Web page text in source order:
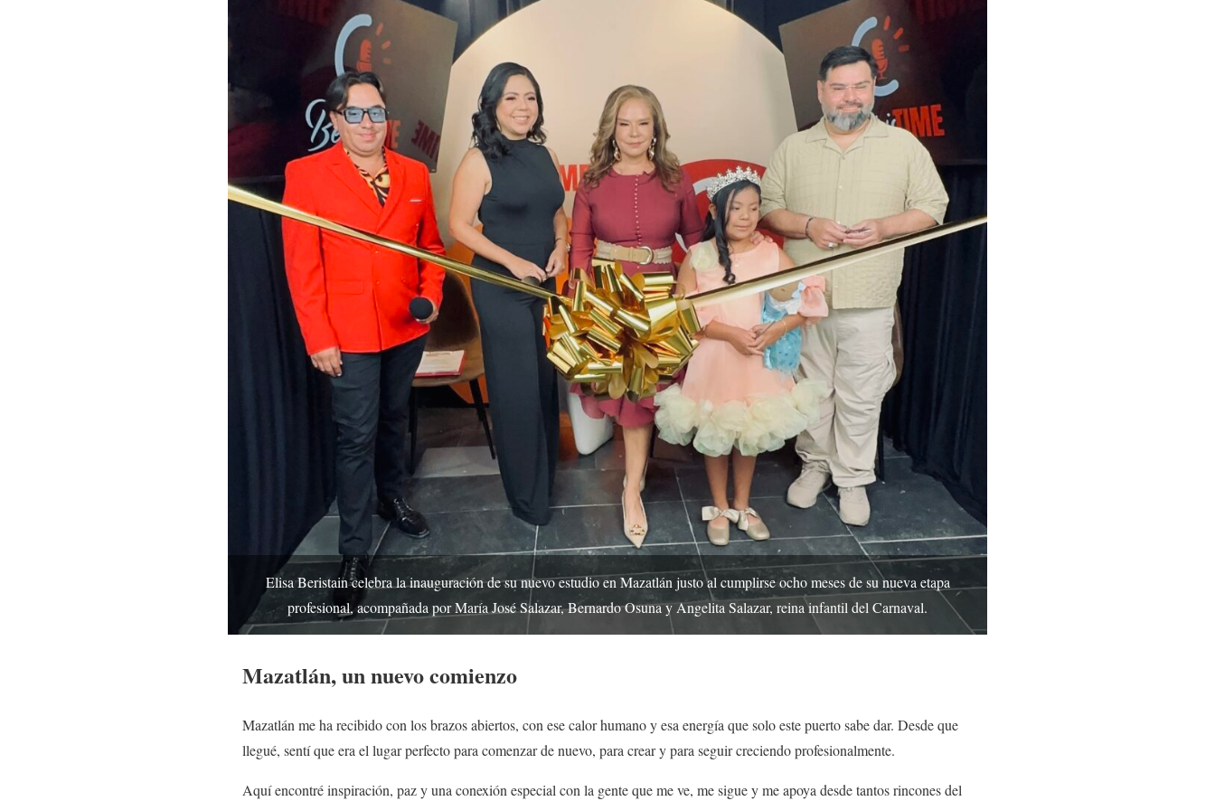
Elisa Beristain celebra la inauguración de su nuevo estudio en Mazatlán justo al cumplirse ocho meses de su nueva etapa
profesional, acompañada por María José Salazar, Bernardo Osuna y Angelita Salazar, reina infantil del Carnaval.
Mazatlán, un nuevo comienzo
Mazatlán me ha recibido con los brazos abiertos, con ese calor humano y esa energía que solo este puerto sabe dar. Desde que
llegué, sentí que era el lugar perfecto para comenzar de nuevo, para crear y para seguir creciendo profesionalmente.
Aquí encontré inspiración, paz y una conexión especial con la gente que me ve, me sigue y me apoya desde tantos rincones del